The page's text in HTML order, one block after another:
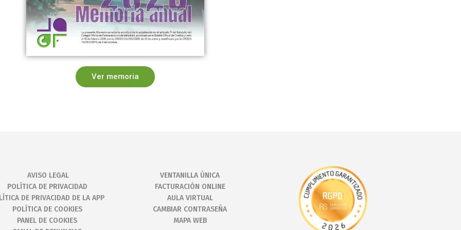
Ver memoria
AVISO LEGAL
POLÍTICA DE PRIVACIDAD
DE PRIVACIDAD DE LA APP
POLÍTICA DE COOKIES
PANEL DE COOKIES
VENTANILLA ÚNICA
FACTURACIÓN ONLINE
AULA VIRTUAL
CAMBIAR CONTRASEÑA
MAPA WEB